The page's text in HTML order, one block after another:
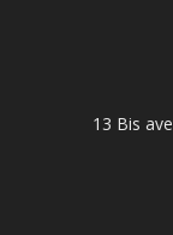
13 Bis